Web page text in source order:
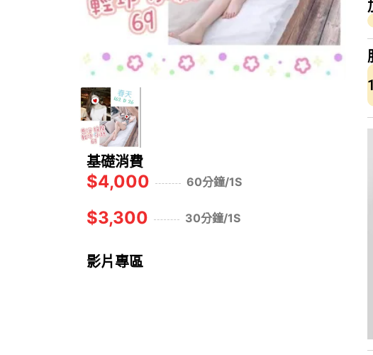
基礎消費
$4,000 60分鐘/1S
$3,300 30分鐘/1S
影片專區